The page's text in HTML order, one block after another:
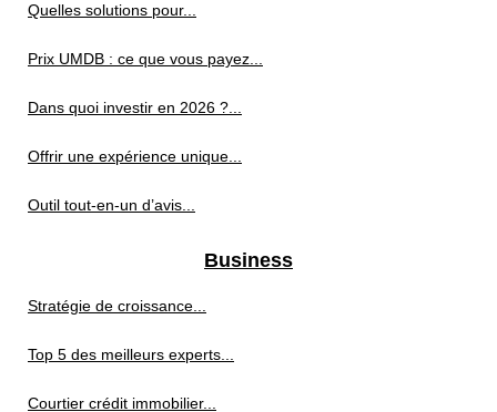
Quelles solutions pour...
Prix UMDB : ce que vous payez...
Dans quoi investir en 2026 ?...
Offrir une expérience unique...
Outil tout-en-un d’avis...
Business
Stratégie de croissance...
Top 5 des meilleurs experts...
Courtier crédit immobilier...